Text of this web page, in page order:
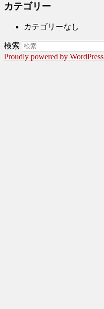
カテゴリー
カテゴリーなし
検索
Proudly powered by WordPress